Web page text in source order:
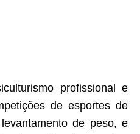
profissional e
de esportes de
de peso, e